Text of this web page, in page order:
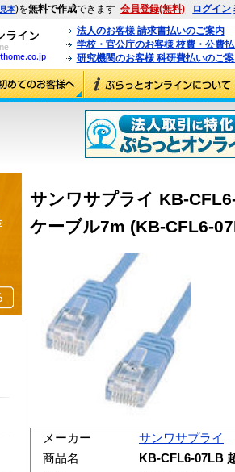
見本)を無料で作成できます 会員登録(無料) ログイン
法人のお客様 請求書払いのご案内
学校・官公庁のお客様 校費・公費
研究機関のお客様 科研費払いのご
サンワサプライ KB-
ケーブル7m (KB-CFL6-
メーカー
サンワサプライ
商品名
KB-CFL6-07LB